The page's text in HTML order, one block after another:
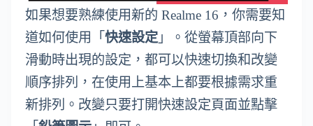
如果想要熟練使用新的 Realme 16，你需要知
道如何使用「 快速設定 」。從螢幕頂部向下
滑動時出現的設定，都可以快速切換和改變
順序排列，在使用上基本上都要根據需求重
新排列。改變只要打開快速設定頁面並點擊